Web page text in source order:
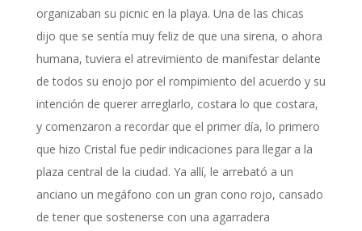
organizaban su picnic en la playa. Una de las chicas
dijo que se sentía muy feliz de que una sirena, o ahora
humana, tuviera el atrevimiento de manifestar delante
de todos su enojo por el rompimiento del acuerdo y su
intención de querer arreglarlo, costara lo que costara,
y comenzaron a recordar que el primer día, lo primero
que hizo Cristal fue pedir indicaciones para llegar a la
plaza central de la ciudad. Ya allí, le arrebató a un
anciano un megáfono con un gran cono rojo, cansado
de tener que sostenerse con una agarradera